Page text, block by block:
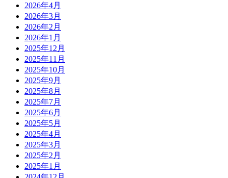
2026年4月
2026年3月
2026年2月
2026年1月
2025年12月
2025年11月
2025年10月
2025年9月
2025年8月
2025年7月
2025年6月
2025年5月
2025年4月
2025年3月
2025年2月
2025年1月